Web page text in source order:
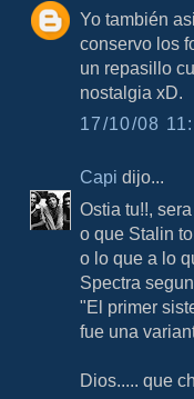
Yo también
conservo los
un repasillo
nostalgia xD.
17/10/08
Capi dijo...
Ostia tu!!,
o que Stalin
o lo que a lo
Spectra
"El primer
fue una
Dios..... que